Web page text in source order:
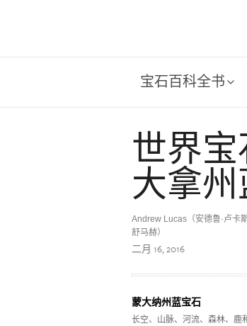
宝石百科全书
世界
大拿
Andrew Lucas（安德鲁·卢卡
舒马赫）
二月 16, 2016
蒙大纳州蓝宝石
长空、山脉、河流、森林、鹿